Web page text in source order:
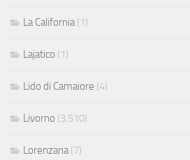
La California (1)
Lajatico (1)
Lido di Camaiore (4)
Livorno (3.510)
Lorenzana (7)